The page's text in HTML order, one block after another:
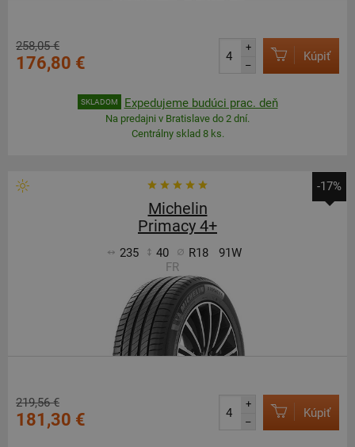
258,05 €
176,80 €
+
–
Kúpiť
SKLADOM Expedujeme budúci prac. deň
Na predajni v Bratislave do 2 dní.
Centrálny sklad 8 ks.
-17%
Michelin
Primacy 4+
235 40 R18
91W
FR
219,56 €
181,30 €
+
–
Kúpiť